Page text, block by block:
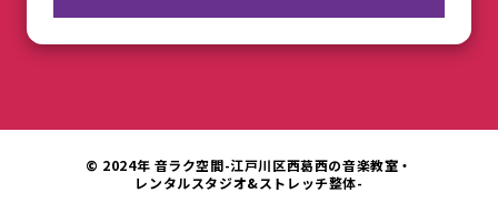
© 2024年 音ラク空間-江戸川区西葛西の音楽教室・
レンタルスタジオ&ストレッチ整体-